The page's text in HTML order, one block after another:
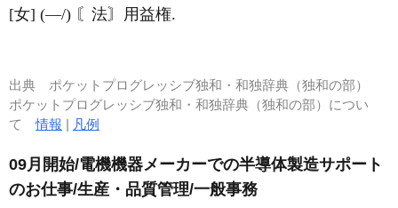
[女] (―/) 〘法〙用益権.
出典 ポケットプログレッシブ独和・和独辞典（独和の部）
ポケットプログレッシブ独和・和独辞典（独和の部）につい
て情報 | 凡例
09月開始/電機機器メーカーでの半導体製造サポート
のお仕事/生産・品質管理/一般事務